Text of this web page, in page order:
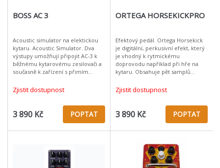
BOSS AC 3
Acoustic simulator na elektickou
kytaru. Acoustic Simulator. Dva
výstupy umožňují připojit AC-3 k
běžnému kytarovému zesilovači a
současně k zařízení s přimím
recordér atd. Nejpokročil
Zjistit dostupnost
3 890 Kč POPTAT
ORTEGA HORSEKICKPRO
Efektový pedál. Ortega Horsekick
je digitální, perkusivní efekt, který
je vhodný k rytmickému
doprovodu například při hře na
kytaru. Obsahuje pět samplů
cabasu, cowbell, basový buben,
baso
Zjistit dostupnost
3 890 Kč POPTAT